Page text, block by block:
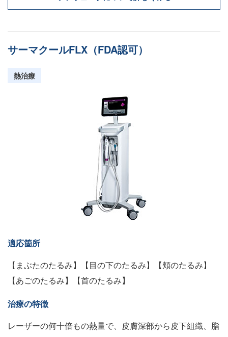
サーマクールFLX（FDA認可）
熱治療
適応箇所
【まぶたのたるみ】【目の下のたるみ】【頬のたるみ】
【あごのたるみ】【首のたるみ】
治療の特徴
レーザーの何十倍もの熱量で、皮膚深部から皮下組織、脂